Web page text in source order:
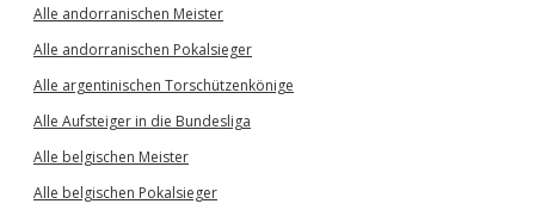
Alle andorranischen Meister
Alle andorranischen Pokalsieger
Alle argentinischen Torschützenkönige
Alle Aufsteiger in die Bundesliga
Alle belgischen Meister
Alle belgischen Pokalsieger